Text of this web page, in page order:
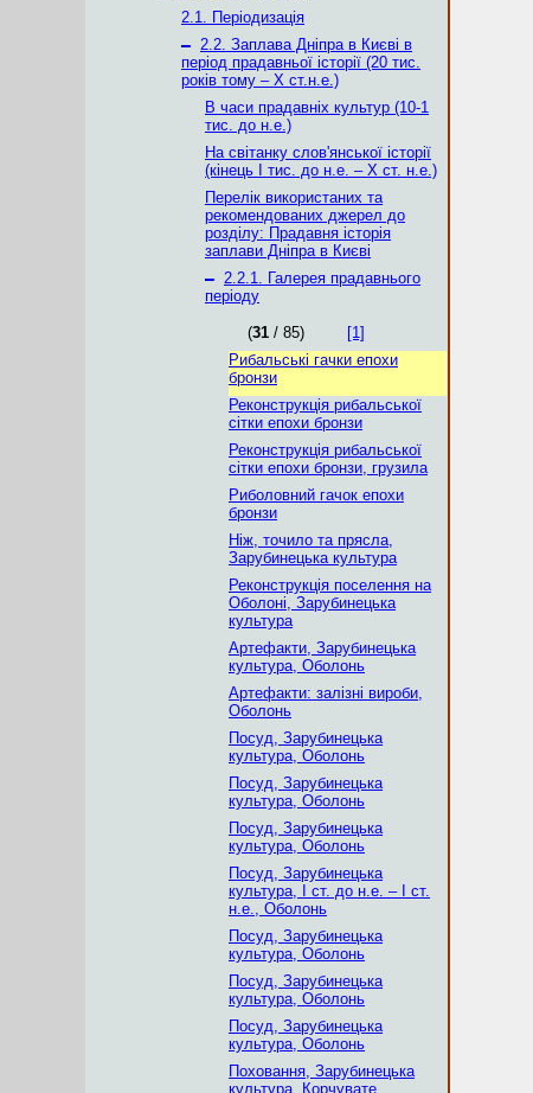
2.1. Періодизація
– 2.2. Заплава Дніпра в Києві в
період прадавньої історії (20 тис.
років тому – X ст.н.е.)
В часи прадавніх культур (10-1
тис. до н.е.)
На світанку слов'янської історії
(кінець І тис. до н.е. – X ст. н.е.)
Перелік використаних та
рекомендованих джерел до
розділу: Прадавня історія
заплави Дніпра в Києві
– 2.2.1. Галерея прадавнього
періоду
(31 / 85)
[1]
Рибальські гачки епохи
бронзи
Реконструкція рибальської
сітки епохи бронзи
Реконструкція рибальської
сітки епохи бронзи, грузила
Риболовний гачок епохи
бронзи
Ніж, точило та прясла,
Зарубинецька культура
Реконструкція поселення на
Оболоні, Зарубинецька
культура
Артефакти, Зарубинецька
культура, Оболонь
Артефакти: залізні вироби,
Оболонь
Посуд, Зарубинецька
культура, Оболонь
Посуд, Зарубинецька
культура, Оболонь
Посуд, Зарубинецька
культура, Оболонь
Посуд, Зарубинецька
культура, І ст. до н.е. – І ст.
н.е., Оболонь
Посуд, Зарубинецька
культура, Оболонь
Посуд, Зарубинецька
культура, Оболонь
Посуд, Зарубинецька
культура, Оболонь
Поховання, Зарубинецька
культура, Корчувате